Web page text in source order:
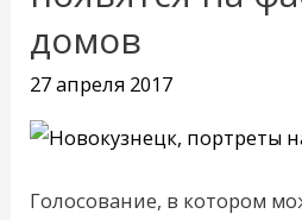
домов
27 апреля 2017
Голосование, в котором
портреты
появятся
на
фасадах